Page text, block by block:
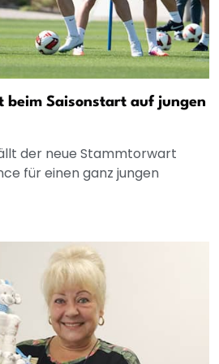
beim Saisonstart auf jungen
der neue Stammtorwart
für einen ganz jungen